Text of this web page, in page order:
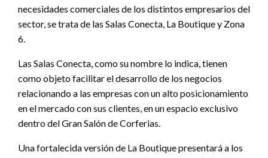
necesidades comerciales de los distintos empresarios del
sector, se trata de las Salas Conecta, La Boutique y Zona
6.
Las Salas Conecta, como su nombre lo indica, tienen
como objeto facilitar el desarrollo de los negocios
relacionando a las empresas con un alto posicionamiento
en el mercado con sus clientes, en un espacio exclusivo
dentro del Gran Salón de Corferias.
Una fortalecida versión de La Boutique presentará a los